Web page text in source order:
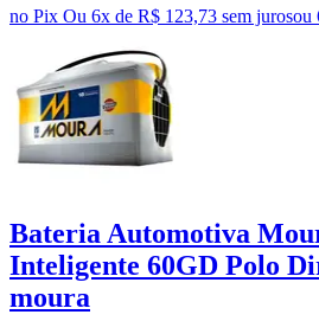
no Pix Ou 6x de R$ 123,73 sem jurosou
Bateria Automotiva
Inteligente 60GD Polo
moura